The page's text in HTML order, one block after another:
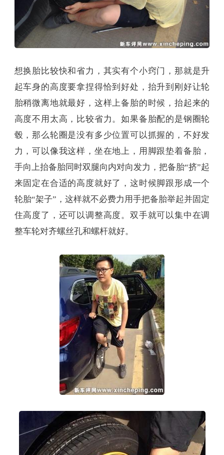
想换胎比较快和省力，其实有个小窍门，那就是升
起车身的高度要拿捏得恰到好处，抬升到刚好让轮
胎稍微离地就最好，这样上备胎的时候，抬起来的
高度不用太高，比较省力。如果备胎配的是钢圈轮
毂，那么轮圈是没有多少位置可以抓握的，不好发
力，可以像我这样，坐在地上，用脚跟垫着备胎，
手向上抬备胎同时双腿向内对向发力，把备胎“挤”起
来固定在合适的高度就好了，这时候脚跟形成一个
轮胎“架子”，这样就不必费力用手把备胎举起并固定
住高度了，还可以调整高度。双手就可以集中在调
整车轮对齐螺丝孔和螺杆就好。